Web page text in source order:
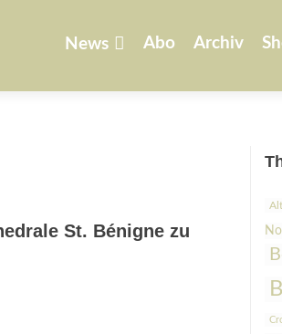
springen
News Abo Archiv
St. Bénigne zu